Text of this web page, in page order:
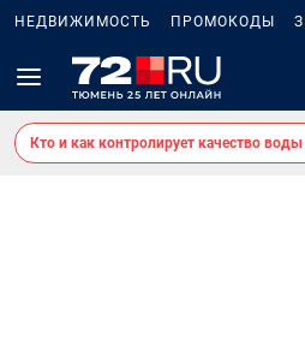
НЕДВИЖИМОСТЬ ПРОМОКОДЫ
Кто и как контролирует качество воды